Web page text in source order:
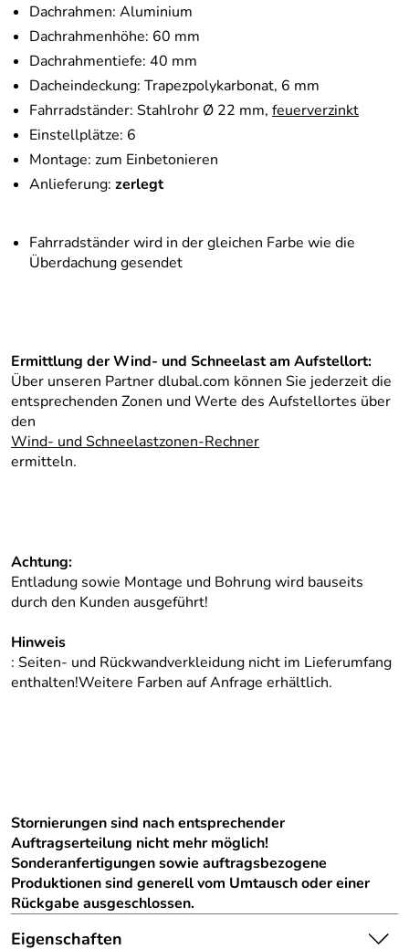
Dachrahmen: Aluminium
Dachrahmenhöhe: 60 mm
Dachrahmentiefe: 40 mm
Dacheindeckung: Trapezpolykarbonat, 6 mm
Fahrradständer: Stahlrohr Ø 22 mm, feuerverzinkt
Einstellplätze: 6
Montage: zum Einbetonieren
Anlieferung: zerlegt
Fahrradständer wird in der gleichen Farbe wie die
Überdachung gesendet
Ermittlung der Wind- und Schneelast am Aufstellort:
Über unseren Partner dlubal.com können Sie jederzeit die
entsprechenden Zonen und Werte des Aufstellortes über
den
Wind- und Schneelastzonen-Rechner
ermitteln.
Achtung:
Entladung sowie Montage und Bohrung wird bauseits
durch den Kunden ausgeführt!
Hinweis
: Seiten- und Rückwandverkleidung nicht im Lieferumfang
enthalten!Weitere Farben auf Anfrage erhältlich.
Stornierungen sind nach entsprechender
Auftragserteilung nicht mehr möglich!
Sonderanfertigungen sowie auftragsbezogene
Produktionen sind generell vom Umtausch oder einer
Rückgabe ausgeschlossen.
Eigenschaften